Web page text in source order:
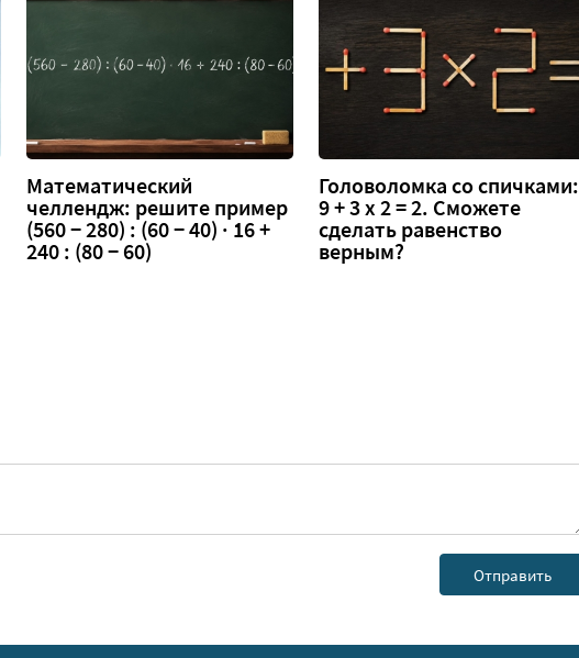
Математический
челлендж: решите пример
(560 − 280) : (60 − 40) · 16 +
240 : (80 − 60)
Головоломка со спичками:
9 + 3 х 2 = 2. Сможете
сделать равенство
верным?